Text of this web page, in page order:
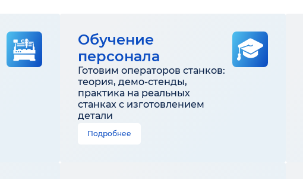
Обучение
персонала
Готовим операторов станков:
теория, демо-стенды,
практика на реальных
станках с изготовлением
детали
Подробнее